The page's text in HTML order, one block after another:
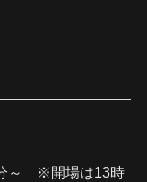
～ ※開場は13時